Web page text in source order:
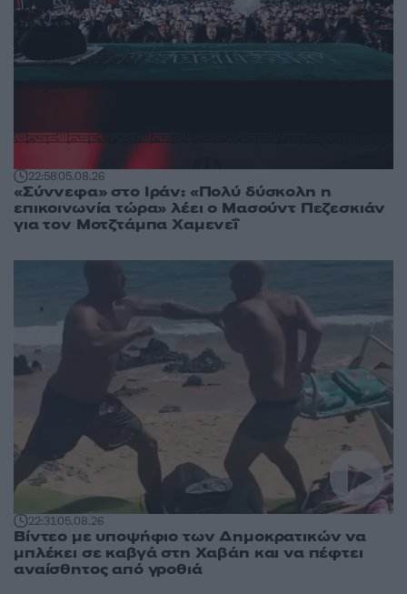
22:5805.08.26
«Σύννεφα» στο Ιράν: «Πολύ δύσκολη η
επικοινωνία τώρα» λέει ο Μασούντ Πεζεσκιάν
για τον Μοτζτάμπα Χαμενεΐ
22:3105.08.26
Βίντεο με υποψήφιο των Δημοκρατικών να
μπλέκει σε καβγά στη Χαβάη και να πέφτει
αναίσθητος από γροθιά